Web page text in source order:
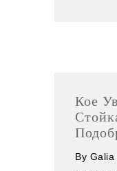
Кое
By Galia